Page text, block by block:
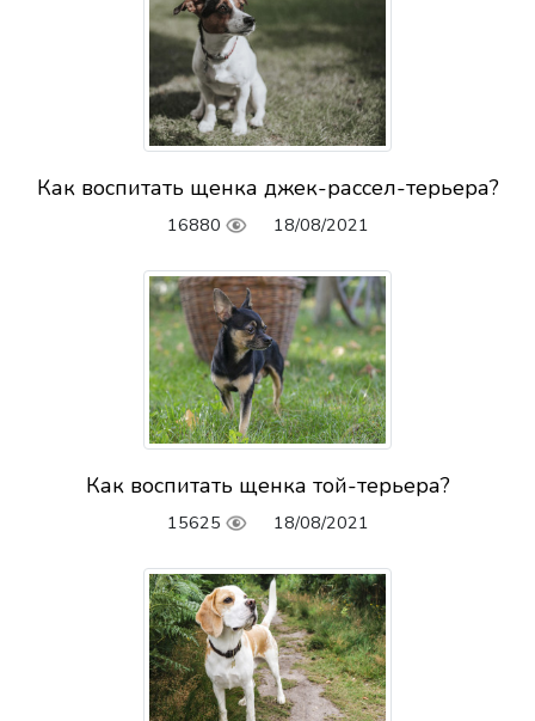
Как воспитать щенка джек-рассел-терьера?
16880 18/08/2021
Как воспитать щенка той-терьера?
15625 18/08/2021